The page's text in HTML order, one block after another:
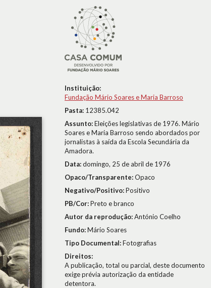
Instituição:
Fundação Mário Soares e Maria Barroso
Pasta: 12385.042
Assunto:Eleições legislativas de 1976. Mário
Soares e Maria Barroso sendo abordados por
jornalistas à saída da Escola Secundária da
Amadora.
Data:domingo, 25 de abril de 1976
Opaco/Transparente:Opaco
Negativo/Positivo:Positivo
PB/Cor:Preto e branco
Autor da reprodução:António Coelho
Fundo:Mário Soares
Tipo Documental:Fotografias
Direitos:
A publicação, total ou parcial, deste documento
exige prévia autorização da entidade
detentora.